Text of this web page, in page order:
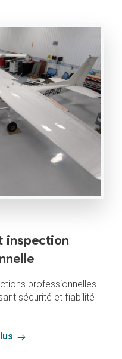
inspection
professionnelles
sécurité et fiabilité